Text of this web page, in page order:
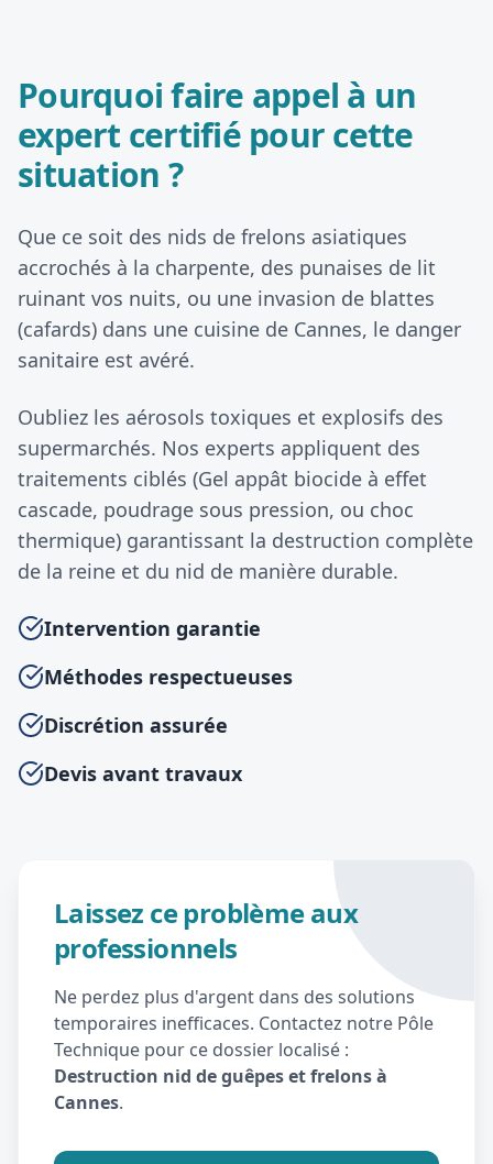
Pourquoi faire appel à un
expert certifié pour cette
situation ?
Que ce soit des nids de frelons asiatiques
accrochés à la charpente, des punaises de lit
ruinant vos nuits, ou une invasion de blattes
(cafards) dans une cuisine de Cannes, le danger
sanitaire est avéré.
Oubliez les aérosols toxiques et explosifs des
supermarchés. Nos experts appliquent des
traitements ciblés (Gel appât biocide à effet
cascade, poudrage sous pression, ou choc
thermique) garantissant la destruction complète
de la reine et du nid de manière durable.
Intervention garantie
Méthodes respectueuses
Discrétion assurée
Devis avant travaux
Laissez ce problème aux
professionnels
Ne perdez plus d'argent dans des solutions
temporaires inefficaces. Contactez notre Pôle
Technique pour ce dossier localisé :
Destruction nid de guêpes et frelons à
Cannes.